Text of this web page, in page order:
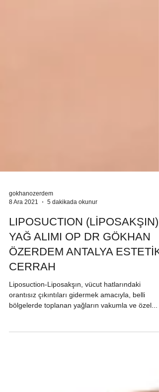
5 dakikada okunur
LIPOSUCTION (LİPOSAKŞIN)
YAĞ ALIMI OP DR GÖKHAN
ÖZERDEM ANTALYA ESTETİK
CERRAH
Liposuction-Liposakşın, vücut hatlarındaki
orantısız çıkıntıları gidermek amacıyla, belli